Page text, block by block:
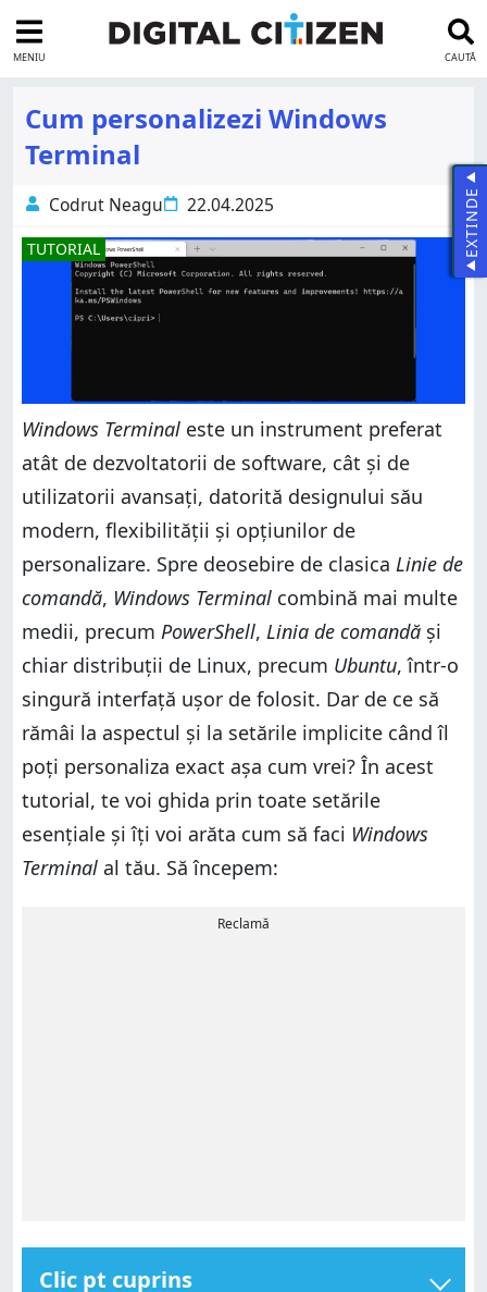
MENIU CAUTĂ
Cum personalizezi Windows
Terminal
Codrut Neagu 22.04.2025
TUTORIAL
Windows Terminal este un instrument preferat
atât de dezvoltatorii de software, cât și de
utilizatorii avansați, datorită designului său
modern, flexibilității și opțiunilor de
personalizare. Spre deosebire de clasica Linie de
comandă, Windows Terminal combină mai multe
medii, precum PowerShell, Linia de comandă și
chiar distribuții de Linux, precum Ubuntu, într-o
singură interfață ușor de folosit. Dar de ce să
rămâi la aspectul și la setările implicite când îl
poți personaliza exact așa cum vrei? În acest
tutorial, te voi ghida prin toate setările
esențiale și îți voi arăta cum să faci Windows
Terminal al tău. Să începem:
Reclamă
Clic pt cuprins
EXTINDE